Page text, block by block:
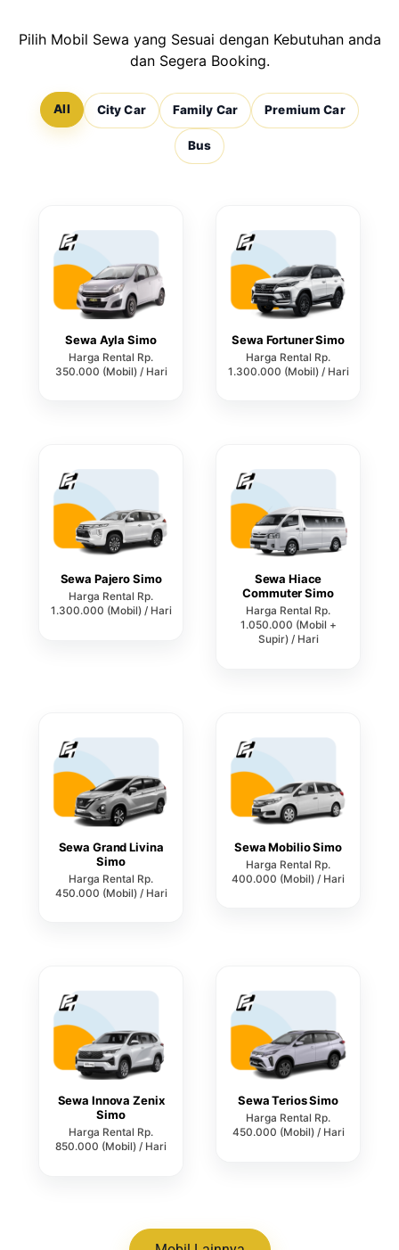
Pilih Mobil Sewa yang Sesuai dengan Kebutuhan anda
dan Segera Booking.
All City Car Family Car Premium Car
Bus
Sewa Ayla Simo
Harga Rental Rp.
350.000 (Mobil) / Hari
Sewa Fortuner Simo
Harga Rental Rp.
1.300.000 (Mobil) / Hari
Sewa Pajero Simo
Harga Rental Rp.
1.300.000 (Mobil) / Hari
Sewa Hiace
Commuter Simo
Harga Rental Rp.
1.050.000 (Mobil +
Supir) / Hari
Sewa Grand Livina
Simo
Harga Rental Rp.
450.000 (Mobil) / Hari
Sewa Mobilio Simo
Harga Rental Rp.
400.000 (Mobil) / Hari
Sewa Innova Zenix
Simo
Harga Rental Rp.
850.000 (Mobil) / Hari
Sewa Terios Simo
Harga Rental Rp.
450.000 (Mobil) / Hari